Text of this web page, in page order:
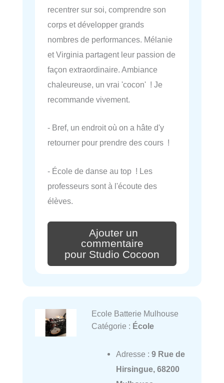
recentrer sur soi, comprendre son
corps et développer grands
nombres de performances. Mélanie
et Virginia partagent leur passion de
façon extraordinaire. Ambiance
chaleureuse, un vrai 'cocon' ! Je
recommande vivement.
- Bref, un endroit où on a hâte d'y
retourner pour prendre des cours !
- École de danse au top ! Les
professeurs sont à l'écoute des
élèves.
Ajouter un
commentaire
pour Studio Cocoon
Ecole Batterie Mulhouse
Catégorie : École
Adresse : 9 Rue de
Hirsingue, 68200